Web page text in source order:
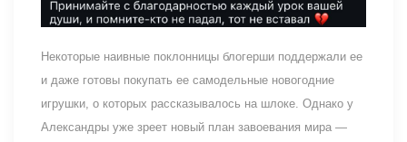
Некоторые наивные поклонницы блогерши поддержали ее
и даже готовы покупать ее самодельные новогодние
игрушки, о которых рассказывалось на шлоке. Однако у
Александры уже зреет новый план завоевания мира —